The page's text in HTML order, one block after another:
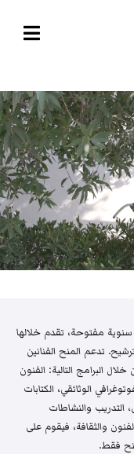
مفتوحة، تقدم خلالها
تدعم المنح الفنانين
البرامج التالية: الفنون
الوثائقي، الكتابات
التدريب والنشاطات
والثقافة، فيقوم على
فقط.